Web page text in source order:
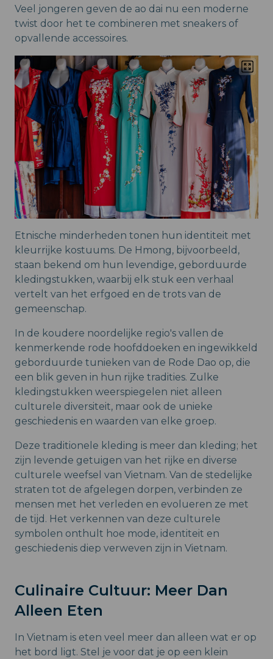
Veel jongeren geven de ao dai nu een moderne
twist door het te combineren met sneakers of
opvallende accessoires.
Etnische minderheden tonen hun identiteit met
kleurrijke kostuums. De Hmong, bijvoorbeeld,
staan bekend om hun levendige, geborduurde
kledingstukken, waarbij elk stuk een verhaal
vertelt van het erfgoed en de trots van de
gemeenschap.
In de koudere noordelijke regio's vallen de
kenmerkende rode hoofddoeken en ingewikkeld
geborduurde tunieken van de Rode Dao op, die
een blik geven in hun rijke tradities. Zulke
kledingstukken weerspiegelen niet alleen
culturele diversiteit, maar ook de unieke
geschiedenis en waarden van elke groep.
Deze traditionele kleding is meer dan kleding; het
zijn levende getuigen van het rijke en diverse
culturele weefsel van Vietnam. Van de stedelijke
straten tot de afgelegen dorpen, verbinden ze
mensen met het verleden en evolueren ze met
de tijd. Het verkennen van deze culturele
symbolen onthult hoe mode, identiteit en
geschiedenis diep verweven zijn in Vietnam.
Culinaire Cultuur: Meer Dan
Alleen Eten
In Vietnam is eten veel meer dan alleen wat er op
het bord ligt. Stel je voor dat je op een klein